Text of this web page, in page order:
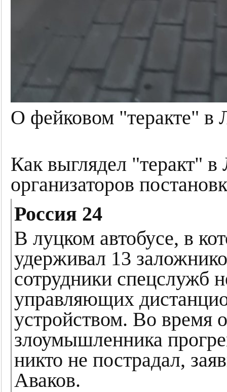
О фейковом "теракте" в
Как выглядел "теракт"
организаторов
Россия 24
В луцком автобусе, в
удерживал 13
сотрудники спецслужб
управляющих
устройством. Во время
злоумышленника
никто не пострадал,
Аваков.